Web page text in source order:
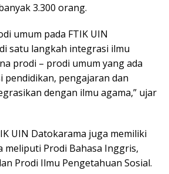
3.300 orang.
umum pada FTIK UIN
satu langkah integrasi ilmu
prodi – prodi umum yang ada
pendidikan, pengajaran dan
dengan ilmu agama,” ujar
UIN Datokarama juga memiliki
meliputi Prodi Bahasa Inggris,
Prodi Ilmu Pengetahuan Sosial.